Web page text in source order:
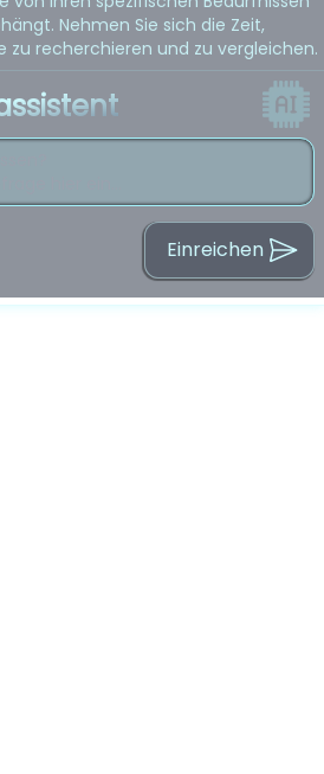
Nehmen Sie sich die Zeit,
zu recherchieren und zu vergleichen.
Einreichen